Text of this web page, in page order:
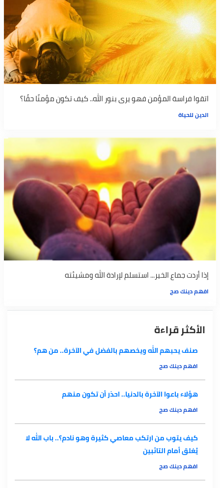
اتقوا فراسة المؤمن فهو يرى بنور الله.. كيف تكون مؤمنًا حقًا؟
الدين للحياة
إذا أردت جماع الخير... استسلم لإرادة الله ومشيئته
افهم دينك صح
الأكثر قراءة
صنف يحبهم الله ويخصهم بالفضل في الآخرة.. من هم؟
افهم دينك صح
هؤلاء باعوا الآخرة بالدنيا.. احذر أن تكون منهم
افهم دينك صح
كيف يتوب من ارتكب معاصي كثيرة وهو نادم؟.. باب الله لا
يُغلق أمام التائبين
افهم دينك صح